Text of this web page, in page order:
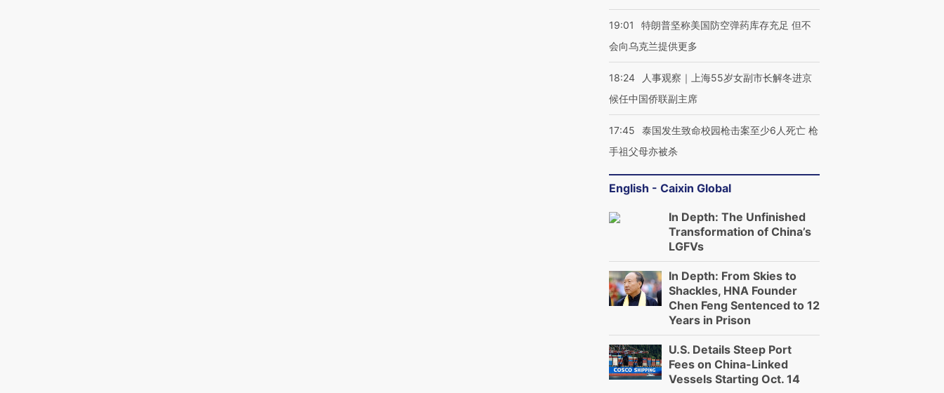
19:01
特朗普坚称美国防空弹药库存充足 但不
会向乌克兰提供更多
18:24
人事观察｜上海55岁女副市长解冬进京
候任中国侨联副主席
17:45
泰国发生致命校园枪击案至少6人死亡 枪
手祖父母亦被杀
English - Caixin Global
In Depth: The Unfinished
Transformation of China’s
LGFVs
In Depth: From Skies to
Shackles, HNA Founder
Chen Feng Sentenced to 12
Years in Prison
U.S. Details Steep Port
Fees on China-Linked
Vessels Starting Oct. 14